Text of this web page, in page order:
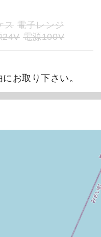
ス 電子レンジ
24V 電源100V
お取り下さい。